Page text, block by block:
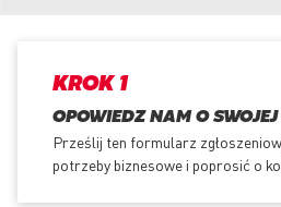
KROK 1
OPOWIEDZ NAM O
Prześlij ten formularz
potrzeby biznesowe i poprosić o